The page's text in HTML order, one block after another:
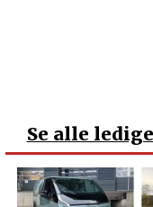
Se alle